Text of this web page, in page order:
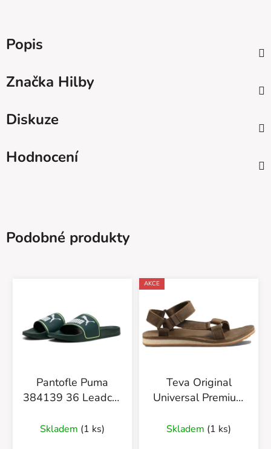
Popis
Značka Hilby
Diskuze
Hodnocení
Podobné produkty
Pantofle Puma
384139 36 Leadcat
Skladem (1 ks)
AKCE
Teva Original
Universal Premium
Skladem (1 ks)